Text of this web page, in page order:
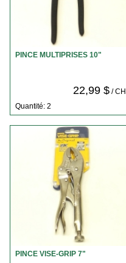
PINCE MULTIPRISES 10"
22,99 $/ CH
Quantité: 2
PINCE VISE-GRIP 7"